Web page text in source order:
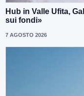
Hub in Valle Ufita,
sui fondi»
7 AGOSTO 2026